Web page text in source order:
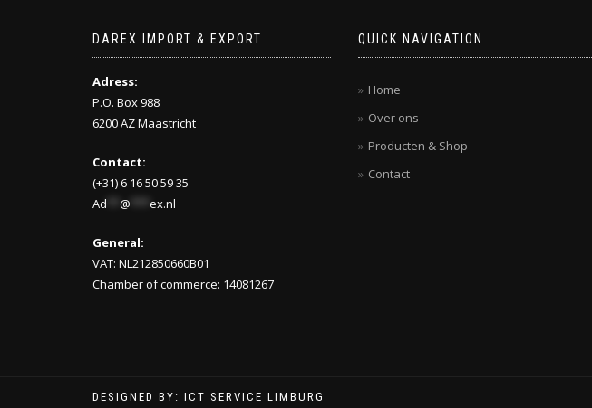
DAREX IMPORT & EXPORT
Adress:
P.O. Box 988
6200 AZ Maastricht
Contact:
(+31) 6 16 50 59 35
Ad
@ ex.nl
General:
VAT: NL212850660B01
Chamber of commerce: 14081267
QUICK NAVIGATION
Home
Over ons
Producten & Shop
Contact
DESIGNED BY: ICT SERVICE LIMBURG